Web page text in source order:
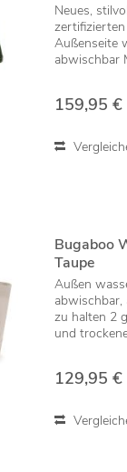
Neues,
zertifizierten
Außenseite
abwischbar
159,95 €
Bugaboo
Taupe
Außen
abwischbar,
zu halten 2
und
129,95 €